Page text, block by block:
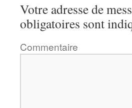
Votre adresse de
obligatoires sont
Commentaire